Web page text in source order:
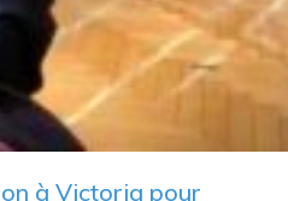
à Victoria pour